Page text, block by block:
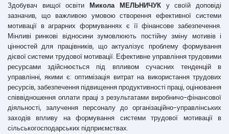
Здобувач вищої освітиМикола МЕЛЬНИЧУКу своїй доповіді
зазначив, що важливою умовою створення ефективної системи
мотивації в аграрних формуваннях є її фінансове забезпечення.
Мінливі ринкові відносини зумовлюють постійну зміну мотивів і
цінностей для працівників, що актуалізує проблему формування
дієвої системи трудової мотивації. Ефективне управління трудовими
ресурсами здійснюється під впливом сучасних тенденцій в
управлінні, якими є: оптимізація витрат на використання трудових
ресурсів, забезпечення підвищення продуктивності праці, оцінювання
співвідношення оплати праці з результатами виробничо-фінансової
діяльності, залучення персоналу до організаційно-управлінських
заходів впливу на формування системи трудової мотивації в
сільськогосподарських підприємствах.